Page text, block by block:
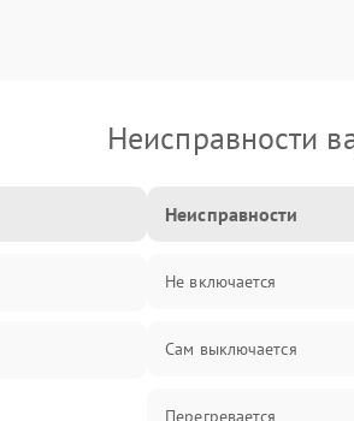
Неисправности
Неисправности
Не включается
Сам выключается
Перегревается